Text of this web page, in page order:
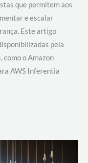
que permitem aos
e escalar
Este artigo
pela
como o Amazon
AWS Inferentia